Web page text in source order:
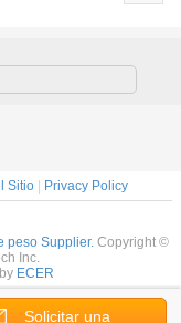
Solicitar una
Sitio|
Privacy Policy
peso Supplier. Copyright ©
Inc.
ECER